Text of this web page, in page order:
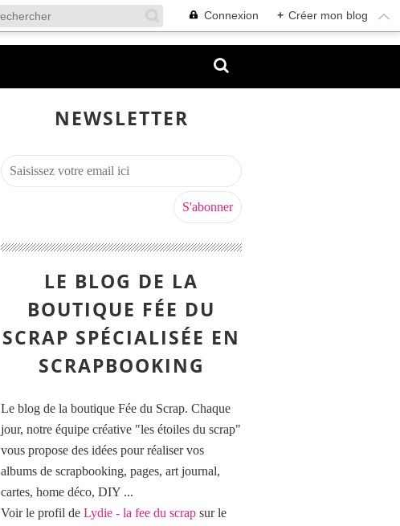
Connexion + Créer mon blog
NEWSLETTER
LE BLOG DE LA
BOUTIQUE FÉE DU
SCRAP SPÉCIALISÉE EN
SCRAPBOOKING
Le blog de la boutique Fée du Scrap. Chaque
jour, notre équipe créative "les étoiles du scrap"
vous propose des idées pour réaliser vos
albums de scrapbooking, pages, art journal,
cartes, home déco, DIY ...
Voir le profil de Lydie - la fee du scrap sur le